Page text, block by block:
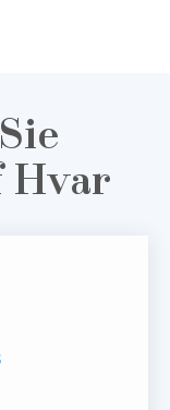
Hvar